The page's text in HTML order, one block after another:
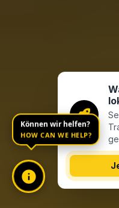
Können wir helfen?
HOW CAN WE HELP?